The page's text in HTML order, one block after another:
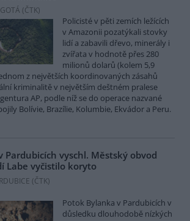
(ČTK)
Policisté v pěti zemích ležících
v Amazonii pozatýkali stovky
lidí a zabavili dřevo, minerály i
zvířata v hodnotě přes 280
milionů dolarů (kolem 5,9
z největších koordinovaných zásahů
kriminalitě v největším deštném pralese
AP, podle níž se do operace nazvané
Bolívie, Brazílie, Kolumbie, Ekvádor a Peru.
Pardubicích vyschl. Městský obvod
Labe vyčistilo koryto
(ČTK)
Potok Bylanka v Pardubicích v
důsledku dlouhodobě nízkých